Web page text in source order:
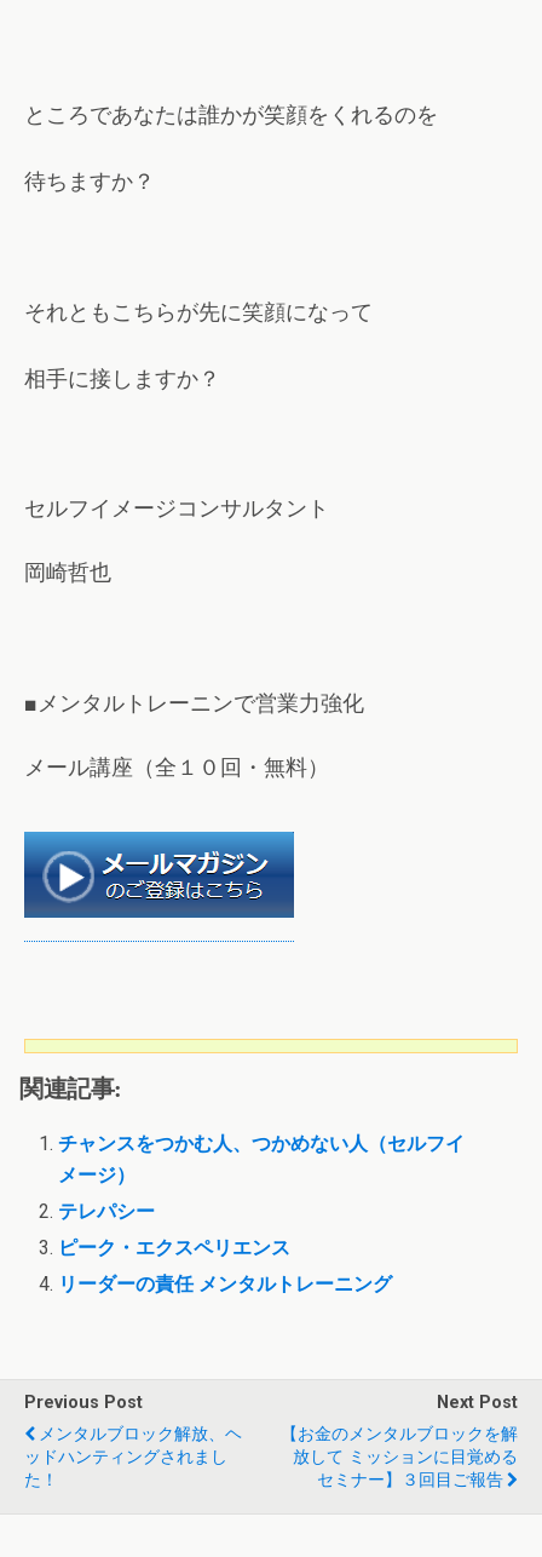
ところであなたは誰かが笑顔をくれるのを
待ちますか？
それともこちらが先に笑顔になって
相手に接しますか？
セルフイメージコンサルタント
岡崎哲也
■メンタルトレーニンで営業力強化
メール講座（全１０回・無料）
関連記事:
チャンスをつかむ人、つかめない人（セルフイ
メージ）
テレパシー
ピーク・エクスペリエンス
リーダーの責任 メンタルトレーニング
Previous Post
メンタルブロック解放、ヘ
ッドハンティングされまし
た！
Next Post
【お金のメンタルブロックを解
放して ミッションに目覚める
セミナー】３回目ご報告